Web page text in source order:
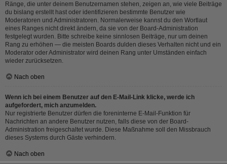
Ränge, die unter deinem Benutzernamen stehen, zeigen an, wie viele Beiträge
du bislang erstellt hast oder identifizieren bestimmte Benutzer wie
Moderatoren und Administratoren. Normalerweise kannst du den Wortlaut
eines Ranges nicht direkt ändern, da sie von der Board-Administration
festgelegt wurden. Bitte schreibe keine sinnlosen Beiträge, nur um deinen
Rang zu erhöhen — die meisten Boards dulden dieses Verhalten nicht und ein
Moderator oder Administrator wird deinen Rang unter Umständen einfach
wieder zurücksetzen.
Nach oben
Wenn ich bei einem Benutzer auf den E-Mail-Link klicke, werde ich
aufgefordert, mich anzumelden.
Nur registrierte Benutzer dürfen die foreninterne E-Mail-Funktion für
Nachrichten an andere Benutzer nutzen, falls diese von der Board-
Administration freigeschaltet wurde. Diese Maßnahme soll den Missbrauch
dieses Systems durch Gäste verhindern.
Nach oben